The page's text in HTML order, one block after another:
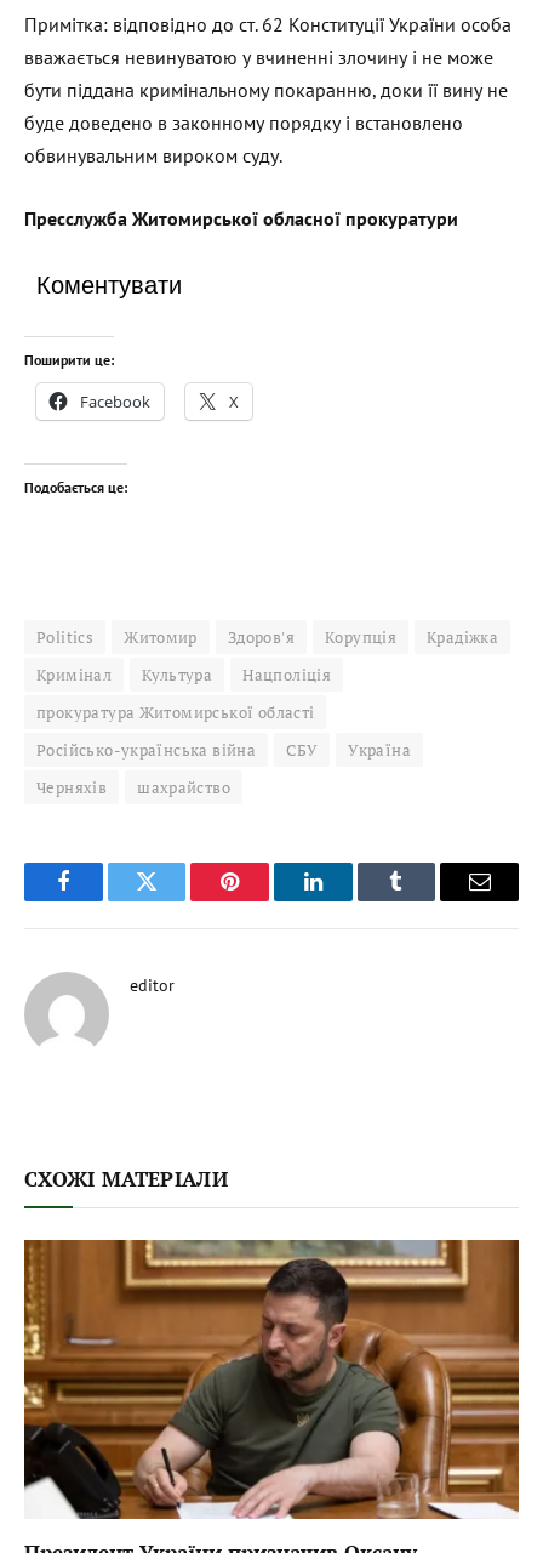
Примітка: відповідно до ст. 62 Конституції України особа
вважається невинуватою у вчиненні злочину і не може
бути піддана кримінальному покаранню, доки її вину не
буде доведено в законному порядку і встановлено
обвинувальним вироком суду.
Пресслужба Житомирської обласної прокуратури
Коментувати
Поширити це:
Facebook X
Подобається це:
Politics Житомир Здоров'я Корупція
Крадіжка
Кримінал
Культура
Нацполіція
прокуратура Житомирської області
Російсько-українська війна
СБУ
Україна
Черняхів
шахрайство
FacebookTwitter Pinterest LinkedInTumblr Email
editor
СХОЖІ МАТЕРІАЛИ